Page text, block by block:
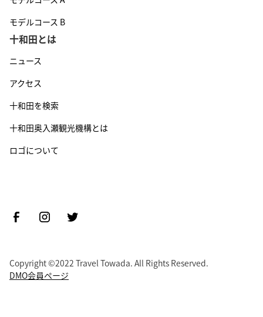
モデルコース B
十和田とは
ニュース
アクセス
十和田を検索
十和田奥入瀬観光機構とは
ロゴについて
Copyright ©2022 Travel Towada. All Rights Reserved.
DMO会員ページ